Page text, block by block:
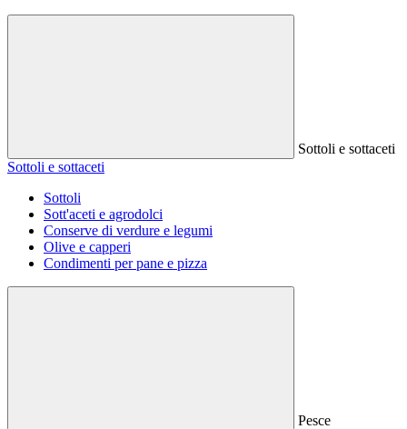
Sottoli e sottaceti
Sottoli e sottaceti
Sottoli
Sott'aceti e agrodolci
Conserve di verdure e legumi
Olive e capperi
Condimenti per pane e pizza
Pesce